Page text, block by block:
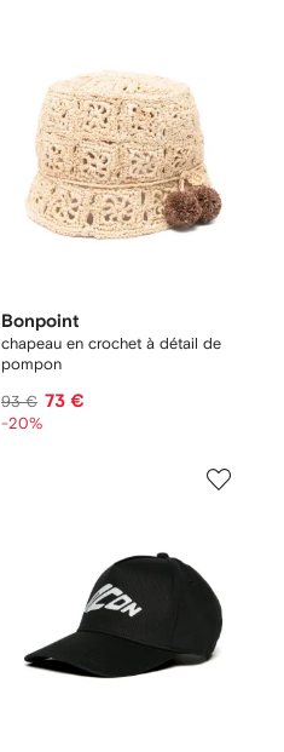
Bonpoint
chapeau en crochet à détail de
pompon
93 € 73 €
-20%